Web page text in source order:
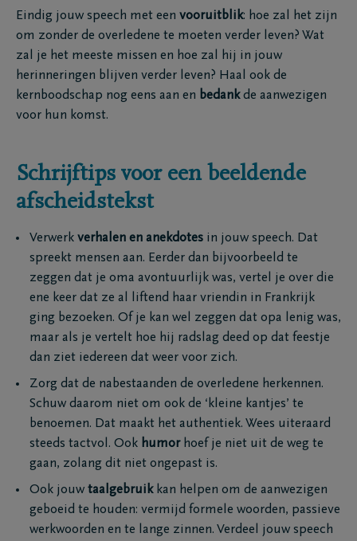
Eindig jouw speech met een vooruitblik: hoe zal het zijn
om zonder de overledene te moeten verder leven? Wat
zal je het meeste missen en hoe zal hij in jouw
herinneringen blijven verder leven? Haal ook de
kernboodschap nog eens aan en bedankde aanwezigen
voor hun komst.
Schrijftips voor een beeldende
afscheidstekst
Verwerk verhalen en anekdotes in jouw speech. Dat
spreekt mensen aan. Eerder dan bijvoorbeeld te
zeggen dat je oma avontuurlijk was, vertel je over die
ene keer dat ze al liftend haar vriendin in Frankrijk
ging bezoeken. Of je kan wel zeggen dat opa lenig was,
maar als je vertelt hoe hij radslag deed op dat feestje
dan ziet iedereen dat weer voor zich.
Zorg dat de nabestaanden de overledene herkennen.
Schuw daarom niet om ook de ‘kleine kantjes’ te
benoemen. Dat maakt het authentiek. Wees uiteraard
steeds tactvol. Ook humorhoef je niet uit de weg te
gaan, zolang dit niet ongepast is.
Ook jouw taalgebruikkan helpen om de aanwezigen
geboeid te houden: vermijd formele woorden, passieve
werkwoorden en te lange zinnen. Verdeel jouw speech